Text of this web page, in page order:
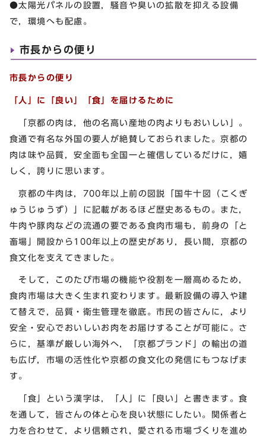
●太陽光パネルの設置，騒音や臭いの拡散を抑える設備
で，環境へも配慮。
市長からの便り
市長からの便り
「人」に「良い」「食」を届けるために
「京都の肉は，他の名高い産地の肉よりもおいしい」。
食通で有名な外国の要人が絶賛しておられました。京都の
肉は味や品質，安全面も全国一と確信しているだけに，嬉
しく，誇りに思います。
京都の牛肉は，700年以上前の図説「国牛十図（こくぎ
ゅうじゅうず）」に記載があるほど歴史あるもの。また，
牛肉や豚肉などの流通の要である食肉市場も，前身の「と
畜場」開設から100年以上の歴史があり，長い間，京都の
食文化を支えてきました。
そして，このたび市場の機能や役割を一層高めるため，
食肉市場は大きく生まれ変わります。最新設備の導入や建
て替えで，品質・衛生管理を徹底。市民の皆さんに，より
安全・安心でおいしいお肉をお届けすることが可能に。さ
らに，基準が厳しい海外へ，「京都ブランド」の輸出の道
も広げ，市場の活性化や京都の食文化の発信にもつなげま
す。
「食」という漢字は，「人」に「良い」と書きます。食
を通して，皆さんの体と心を良い状態にしたい。関係者と
力を合わせて，より信頼され，愛される市場づくりを進め